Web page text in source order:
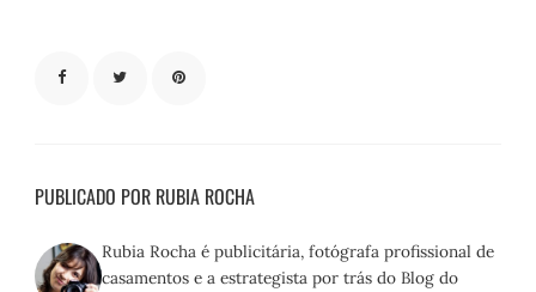
PUBLICADO POR RUBIA ROCHA
Rubia Rocha é publicitária, fotógrafa profissional de
casamentos e a estrategista por trás do Blog do